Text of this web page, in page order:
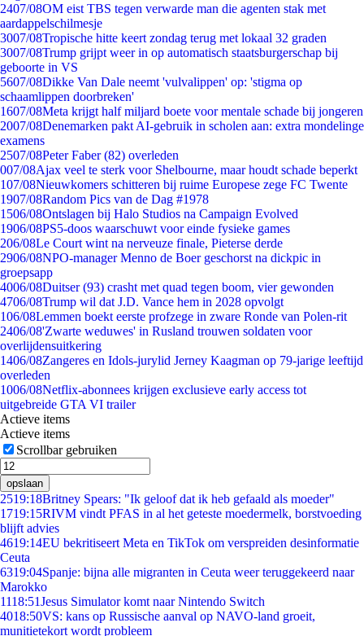
2407/08OM eist TBS tegen verwarde man die agenten stak met
aardappelschilmesje
3007/08Tropische hitte keert zondag terug met lokaal 32 graden
3007/08Trump grijpt weer in op automatisch staatsburgerschap bij
geboorte in VS
5607/08Dikke Van Dale neemt 'vulvalippen' op: 'stigma op
schaamlippen doorbreken'
1607/08Meta krijgt half miljard boete voor mentale schade bij jongeren
2007/08Denemarken pakt AI-gebruik in scholen aan: extra mondelinge
examens
2507/08Peter Faber (82) overleden
007/08Ajax veel te sterk voor Shelbourne, maar houdt schade beperkt
107/08Nieuwkomers schitteren bij ruime Europese zege FC Twente
1907/08Random Pics van de Dag #1978
1506/08Ontslagen bij Halo Studios na Campaign Evolved
1906/08PS5-doos waarschuwt voor einde fysieke games
206/08Le Court wint na nerveuze finale, Pieterse derde
2906/08NPO-manager Menno de Boer geschorst na dickpic in
groepsapp
4006/08Duitser (93) crasht met quad tegen boom, vier gewonden
4706/08Trump wil dat J.D. Vance hem in 2028 opvolgt
106/08Lemmen boekt eerste profzege in zware Ronde van Polen-rit
2406/08'Zwarte weduwes' in Rusland trouwen soldaten voor
overlijdensuitkering
1406/08Zangeres en Idols-jurylid Jerney Kaagman op 79-jarige leeftijd
overleden
1006/08Netflix-abonnees krijgen exclusieve early access tot
uitgebreide GTA VI trailer
Actieve items
Actieve items
Scrollbar gebruiken
opslaan
2519:18Britney Spears: "Ik geloof dat ik heb gefaald als moeder"
1719:15RIVM vindt PFAS in al het geteste moedermelk, borstvoeding
blijft advies
4619:14EU bekritiseert Meta en TikTok om verspreiden desinformatie
Ceuta
6319:04Spanje: bijna alle migranten in Ceuta weer teruggekeerd naar
Marokko
1118:51Jesus Simulator komt naar Nintendo Switch
4018:50VS: kans op Russische aanval op NAVO-land groeit,
munitietekort wordt probleem